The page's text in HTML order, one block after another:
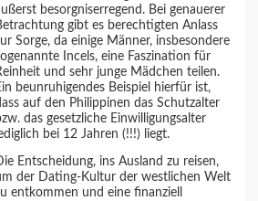
besorgniserregend. Bei genauerer
gibt es berechtigten Anlass
Sorge, da einige Männer, insbesondere
Incels, eine Faszination für
und sehr junge Mädchen teilen.
beunruhigendes Beispiel hierfür ist,
auf den Philippinen das Schutzalter
das gesetzliche Einwilligungsalter
bei 12 Jahren (!!!) liegt.
Entscheidung, ins Ausland zu reisen,
der Dating-Kultur der westlichen Welt
entkommen und eine finanziell